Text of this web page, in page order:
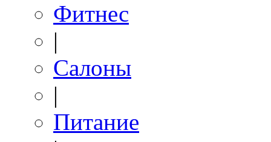
Фитнес
|
Салоны
|
Питание